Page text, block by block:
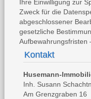
Ihre Einwilligung zur
Zweck für die
abgeschlossener
gesetzliche
Aufbewahrungsfristen
Kontakt
Husemann-
Inh. Susann
Am Grenzgraben 16